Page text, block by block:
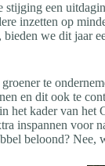
stijging een
inzetten op
we dit jaar
te
en dit ook te
het kader van
inspannen voor
beloond?